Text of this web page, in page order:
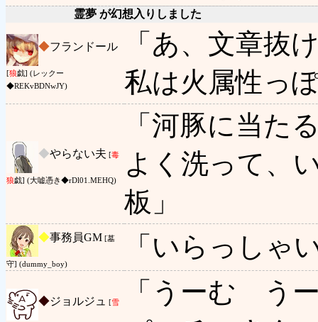
霊夢 が幻想入りしました
◆フランドール
[狼戯] (レックー
◆REKvBDNwJY)
「あ、文章抜
私は火属性っ
◆やらない夫 [毒
狼戯] (大嘘憑き◆rDl01.MEHQ)
「河豚に当た
よく洗って、
板」
◆事務員GM [墓
守] (dummy_boy)
「いらっしゃ
◆ジョルジュ [雪
「うーむ う